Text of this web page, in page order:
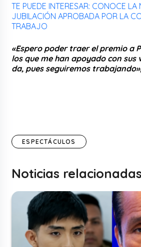
TE PUEDE INTERESAR: CONOCE LA
JUBILACIÓN APROBADA POR LA
TRABAJO
«Espero poder traer el premio a
los que me han apoyado con sus
da, pues seguiremos
ESPECTÁCULOS
Noticias relacionadas